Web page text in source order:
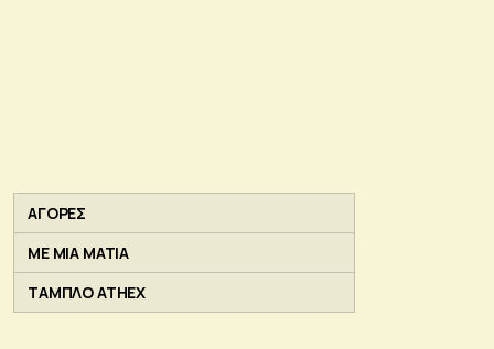
ΑΓΟΡΕΣ
ΜΕ ΜΙΑ ΜΑΤΙΑ
ΤΑΜΠΛΟ ATHEX